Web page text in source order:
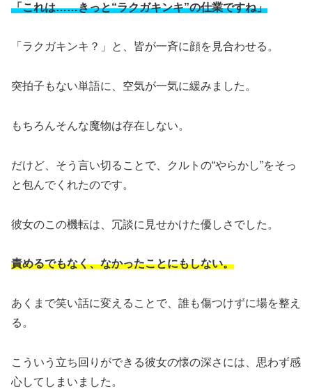
「これは……きっと“ラクガキンキ”の仕業ですね」
「ラクガキンキ？」と、皆が一斉に顔を見合わせる。
突拍子もない単語に、空気が一気に緩みました。
もちろんそんな魔物は存在しない。
だけど、そう言い切ることで、クルトの“やらかし”をそっ
と包んでくれたのです。
彼女のこの機転は、冗談に見せかけた優しさでした。
責めるでもなく、なかったことにもしない。
あくまで笑い話に変えることで、誰も傷つけずに場を整え
る。
こういう立ち回りができる彼女の懐の深さには、思わず感
心してしまいました。